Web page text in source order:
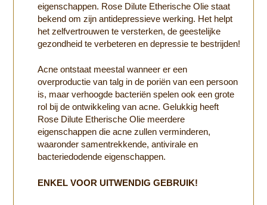
eigenschappen. Rose Dilute Etherische Olie staat
bekend om zijn antidepressieve werking. Het helpt
het zelfvertrouwen te versterken, de geestelijke
gezondheid te verbeteren en depressie te bestrijden!
Acne ontstaat meestal wanneer er een
overproductie van talg in de poriën van een persoon
is, maar verhoogde bacteriën spelen ook een grote
rol bij de ontwikkeling van acne. Gelukkig heeft
Rose Dilute Etherische Olie meerdere
eigenschappen die acne zullen verminderen,
waaronder samentrekkende, antivirale en
bacteriedodende eigenschappen.
ENKEL VOOR UITWENDIG GEBRUIK!